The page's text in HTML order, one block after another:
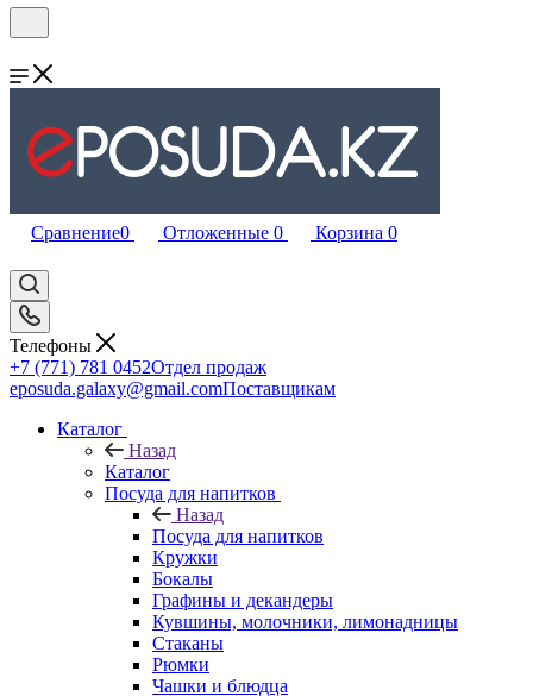
Сравнение0 Отложенные 0 Корзина 0
Телефоны
+7 (771) 781 0452Отдел продаж
eposuda.galaxy@gmail.comПоставщикам
Каталог
Назад
Каталог
Посуда для напитков
Назад
Посуда для напитков
Кружки
Бокалы
Графины и декандеры
Кувшины, молочники, лимонадницы
Стаканы
Рюмки
Чашки и блюдца